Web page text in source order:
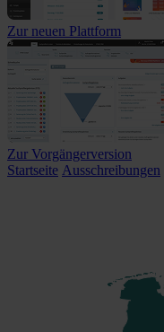
Zur neuen Plattform
Zur Vorgängerversion
Startseite Ausschreibungen